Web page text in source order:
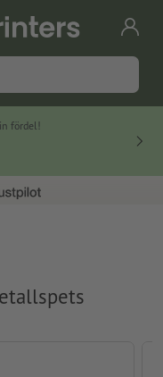
fördel!